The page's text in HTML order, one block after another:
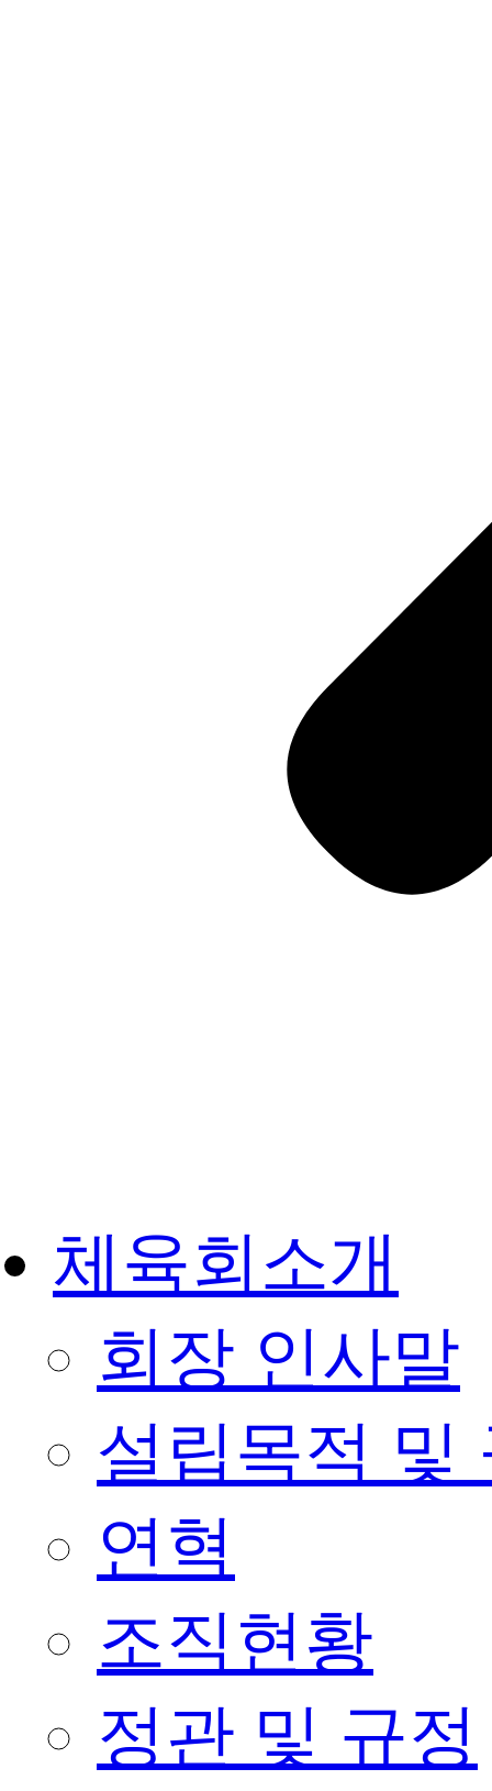
체육회소개
회장 인사말
설립목적 및
연혁
조직현황
정관 및 규정